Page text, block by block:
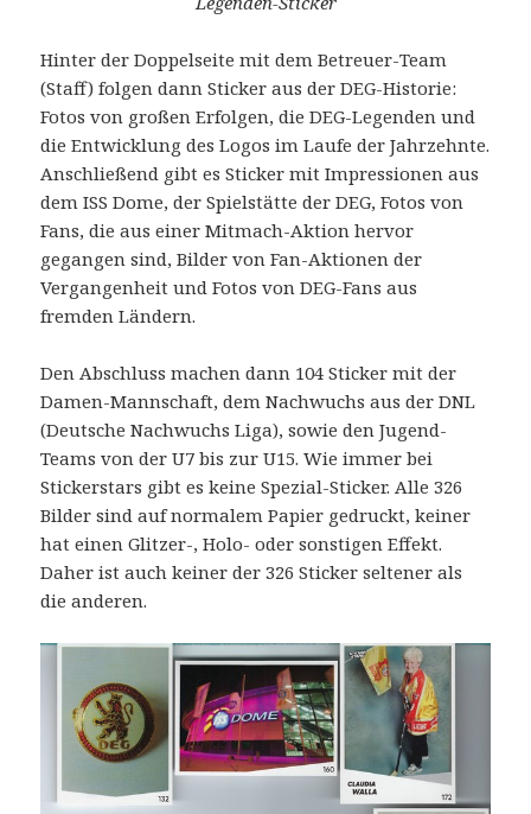
Hinter der Doppelseite mit dem Betreuer-Team
(Staff) folgen dann Sticker aus der DEG-Historie:
Fotos von großen Erfolgen, die DEG-Legenden und
die Entwicklung des Logos im Laufe der Jahrzehnte.
Anschließend gibt es Sticker mit Impressionen aus
dem ISS Dome, der Spielstätte der DEG, Fotos von
Fans, die aus einer Mitmach-Aktion hervor
gegangen sind, Bilder von Fan-Aktionen der
Vergangenheit und Fotos von DEG-Fans aus
fremden Ländern.
Den Abschluss machen dann 104 Sticker mit der
Damen-Mannschaft, dem Nachwuchs aus der DNL
(Deutsche Nachwuchs Liga), sowie den Jugend-
Teams von der U7 bis zur U15. Wie immer bei
Stickerstars gibt es keine Spezial-Sticker. Alle 326
Bilder sind auf normalem Papier gedruckt, keiner
hat einen Glitzer-, Holo- oder sonstigen Effekt.
Daher ist auch keiner der 326 Sticker seltener als
die anderen.